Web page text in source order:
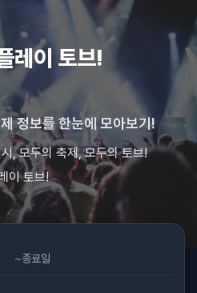
레이 토브!
정보를 한눈에 모아보기!
, 모두의 축제, 모두의 토브!
이 토브!
~